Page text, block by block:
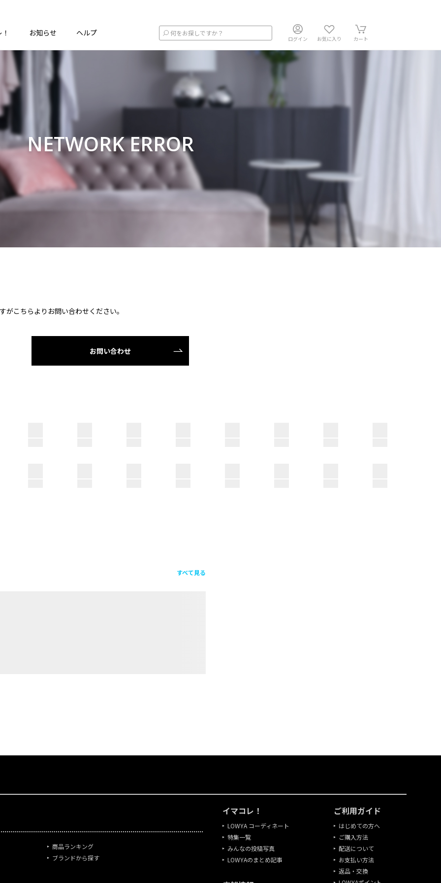
お知らせ ヘルプ
ログイン お気に入り カート
NETWORK ERROR
こちらよりお問い合わせください。
お問い合わせ
すべて見る
商品ランキング
ブランドから探す
イマコレ！
LOWYA コーディネート
特集一覧
みんなの投稿写真
LOWYAのまとめ記事
ご利用ガイド
はじめての方へ
ご購入方法
配送について
お支払い方法
返品・交換